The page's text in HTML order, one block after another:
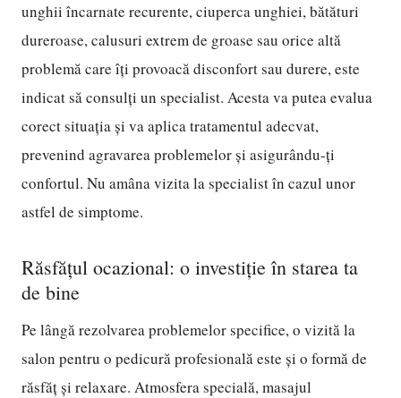
unghii încarnate recurente, ciuperca unghiei, bătături
dureroase, calusuri extrem de groase sau orice altă
problemă care îți provoacă disconfort sau durere, este
indicat să consulți un specialist. Acesta va putea evalua
corect situația și va aplica tratamentul adecvat,
prevenind agravarea problemelor și asigurându-ți
confortul. Nu amâna vizita la specialist în cazul unor
astfel de simptome.
Răsfățul ocazional: o investiție în starea ta
de bine
Pe lângă rezolvarea problemelor specifice, o vizită la
salon pentru o pedicură profesională este și o formă de
răsfăț și relaxare. Atmosfera specială, masajul